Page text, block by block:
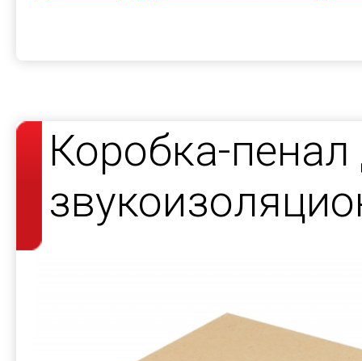
Коробка-